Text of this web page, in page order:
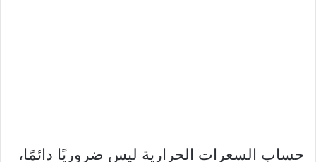
حساب السعرات الحرارية ليس ضروريًا دائمًا،